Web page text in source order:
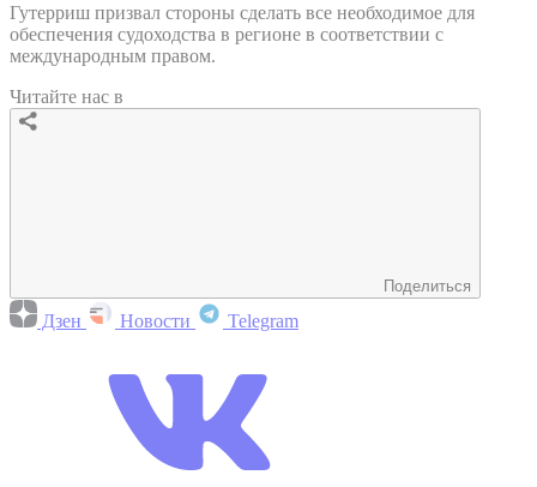
Гутерриш призвал стороны сделать все необходимое для
обеспечения судоходства в регионе в соответствии с
международным правом.
Читайте нас в
Поделиться
Дзен Новости Telegram